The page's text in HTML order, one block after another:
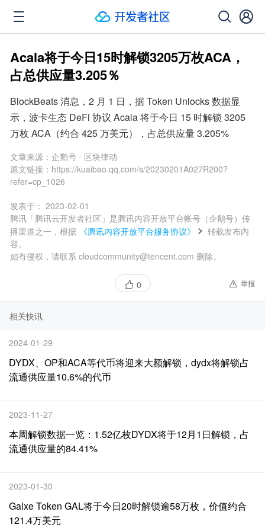
Acala将于今日15时解锁3205万枚ACA，
占总供应量3.205％
BlockBeats 消息，2 月 1 日，据 Token Unlocks 数据显
示，波卡生态 DeFi 协议 Acala 将于今日 15 时解锁 3205
万枚 ACA（约合 425 万美元），占总供应量 3.205%
文章来源： 企鹅号 - 区块律动
原文链接： https://kuaibao.qq.com/s/20230201A027R200?
refer=cp_1026
发表于： 2023-02-01
腾讯「腾讯云开发者社区」是腾讯内容开放平台帐号（企鹅号）传
播渠道之一，根据
《腾讯内容开放平台服务协议》
转载发布内
容。
如有侵权，请联系 cloudcommunity@tencent.com 删除。
0 举报
相关快讯
2024-01-29
DYDX、OP和ACA等代币将迎来大额解锁，dydx将解锁占
流通供应量10.6%的代币
2023-11-27
本周解锁数据一览：1.52亿枚DYDX将于12月1日解锁，占
流通供应量的84.41%
2023-01-30
Galxe Token GAL将于今日20时解锁逾58万枚，价值约合
121.4万美元